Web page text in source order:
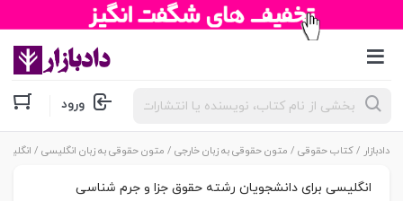
جستجوی
محصولات ورود
دادبازار /کتاب حقوقی / متون حقوقی به زبان خارجی / متون حقوقی به زبان انگلیسی /
انگلیسی برای دانشجویان رشته حقوق جزا و جرم شناسی